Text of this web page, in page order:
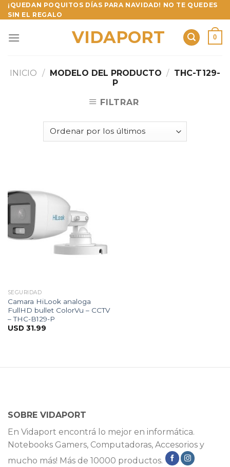
Skip
to
¡QUEDAN POQUITOS DÍAS PARA NAVIDAD! NO TE QUEDES
SIN EL REGALO
VIDAPORT 0
INICIO / MODELO DEL PRODUCTO / THC-T129-
P
FILTRAR
SEGURIDAD
Camara HiLook analoga
FullHD bullet ColorVu – CCTV
– THC-B129-P
USD 31.99
SOBRE VIDAPORT
En Vidaport encontrá lo mejor en informática.
Notebooks Gamers, Computadoras, Accesorios y
mucho más! Más de 10000 productos.